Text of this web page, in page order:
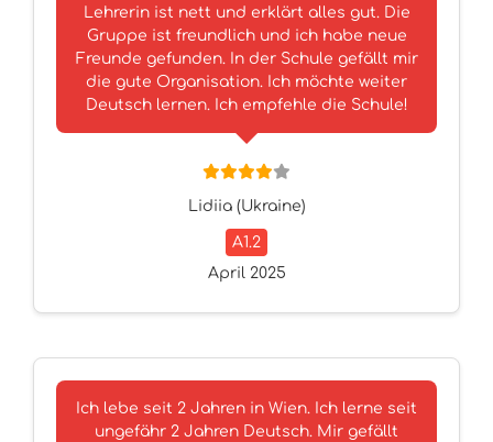
Lehrerin ist nett und erklärt alles gut. Die
Gruppe ist freundlich und ich habe neue
Freunde gefunden. In der Schule gefällt mir
die gute Organisation. Ich möchte weiter
Deutsch lernen. Ich empfehle die Schule!
Lidiia (Ukraine)
A1.2
April 2025
Ich lebe seit 2 Jahren in Wien. Ich lerne seit
ungefähr 2 Jahren Deutsch. Mir gefällt